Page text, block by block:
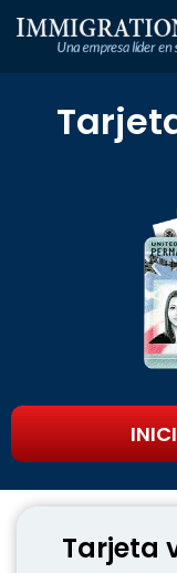
Tarjeta